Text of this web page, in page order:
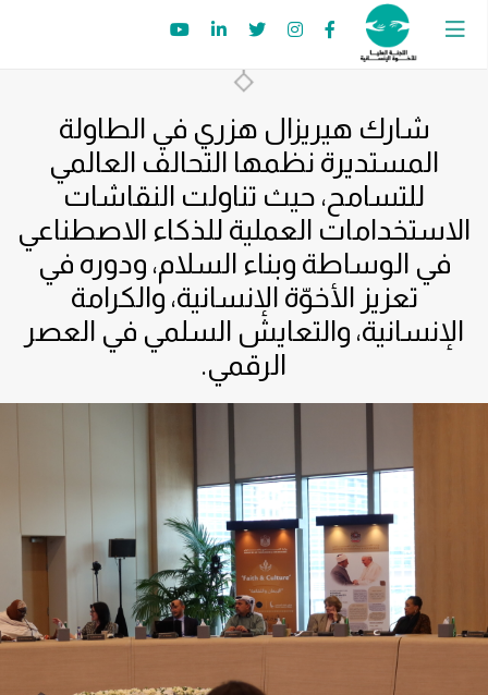
شارك هيريزال هزري في الطاولة
المستديرة نظمها التحالف العالمي
للتسامح، حيث تناولت النقاشات
الاستخدامات العملية للذكاء الاصطناعي
في الوساطة وبناء السلام، ودوره في
تعزيز الأخوّة الإنسانية، والكرامة
الإنسانية، والتعايش السلمي في العصر
الرقمي.